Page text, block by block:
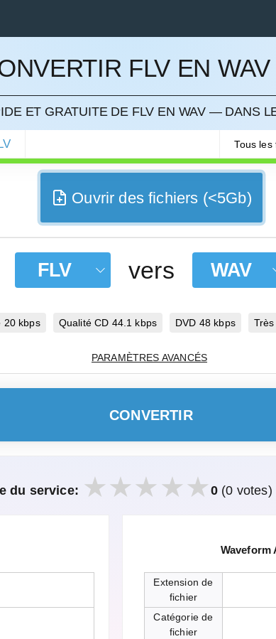
FLV EN WAV
ET GRATUITE DE FLV EN WAV — DANS
Tous
Ouvrir des fichiers (<5Gb)
FLV vers WAV
20 kbps Qualité CD 44.1 kbps DVD 48 kbps
PARAMÈTRES AVANCÉS
CONVERTIR
du service: 0 (0 votes)
Waveform
Extension de
fichier
Catégorie de
fichier